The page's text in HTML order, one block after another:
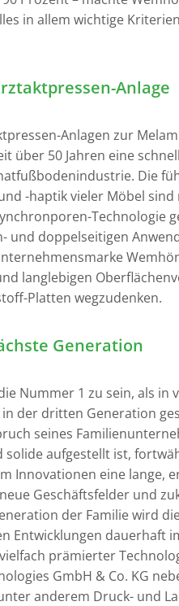
in allem wichtige
Anlage
Anlagen zur
über 50 Jahren eine
Die
-haptik vieler Möbel
Technologie
und doppelseitigen
langlebigen
Platten wegzudenken.
Generation
Nummer 1 zu sein, als in
der dritten Generation
seines
solide aufgestellt ist,
Innovationen eine lange,
Geschäftsfelder und
der Familie wird
Entwicklungen dauerhaft
prämierter
GmbH & Co. KG
anderem Druck- und